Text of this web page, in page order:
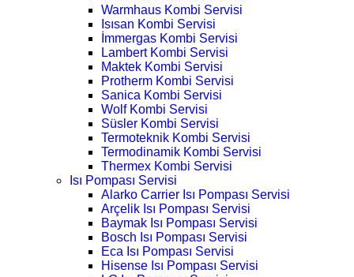
Warmhaus Kombi Servisi
Isısan Kombi Servisi
İmmergas Kombi Servisi
Lambert Kombi Servisi
Maktek Kombi Servisi
Protherm Kombi Servisi
Sanica Kombi Servisi
Wolf Kombi Servisi
Süsler Kombi Servisi
Termoteknik Kombi Servisi
Termodinamik Kombi Servisi
Thermex Kombi Servisi
Isı Pompası Servisi
Alarko Carrier Isı Pompası Servisi
Arçelik Isı Pompası Servisi
Baymak Isı Pompası Servisi
Bosch Isı Pompası Servisi
Eca Isı Pompası Servisi
Hisense Isı Pompası Servisi